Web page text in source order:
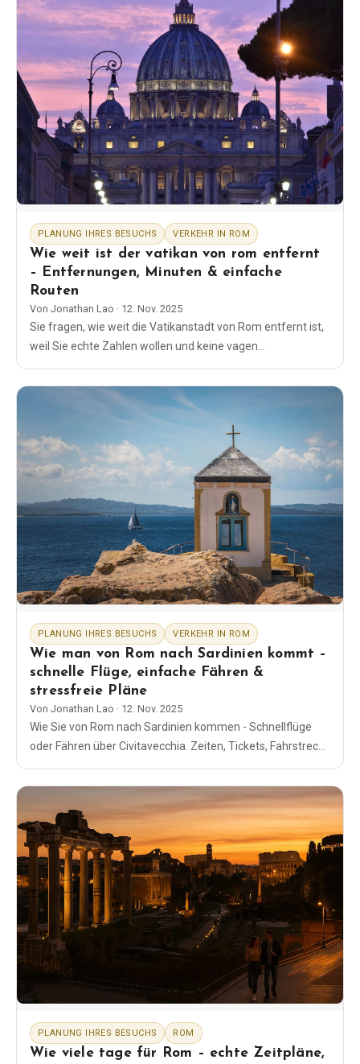
PLANUNG IHRES BESUCHS VERKEHR IN ROM
Wie weit ist der vatikan von rom entfernt
– Entfernungen, Minuten & einfache
Routen
Von Jonathan Lao · 12. Nov. 2025
Sie fragen, wie weit die Vatikanstadt von Rom entfernt ist,
weil Sie echte Zahlen wollen und keine vagen
PLANUNG IHRES BESUCHS VERKEHR IN ROM
Wie man von Rom nach Sardinien kommt –
schnelle Flüge, einfache Fähren &
stressfreie Pläne
Von Jonathan Lao · 12. Nov. 2025
Wie Sie von Rom nach Sardinien kommen - Schnellflüge
oder Fähren über Civitavecchia. Zeiten, Tickets, Fahrstrecke
PLANUNG IHRES BESUCHS ROM
Wie viele tage für Rom – echte Zeitpläne,